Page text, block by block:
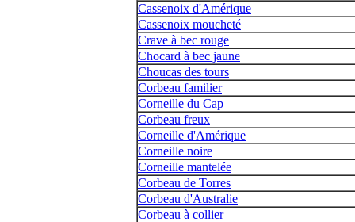
Cassenoix d'Amérique
Cassenoix moucheté
Crave à bec rouge
Chocard à bec jaune
Choucas des tours
Corbeau familier
Corneille du Cap
Corbeau freux
Corneille d'Amérique
Corneille noire
Corneille mantelée
Corbeau de Torres
Corbeau d'Australie
Corbeau à collier